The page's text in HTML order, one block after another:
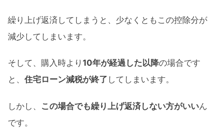
繰り上げ返済してしまうと、少なくともこの控除分が
減少してしまいます。
そして、購入時より 10年が経過した以降の場合です
と、 住宅ローン減税が終了 してしまいます。
しかし、 この場合でも繰り上げ返済しない方がいいん
です。